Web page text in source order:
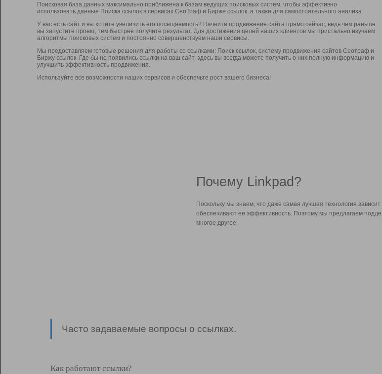
Поисковая база данных максимально приближена к базам ведущих поисковых систем, чтобы эффективно
использовать данные Поиска ссылок в сервисах СеоТраф и Бирже ссылок, а также для самостоятельного анализа.
У вас есть сайт и вы хотите увеличить его посещаемость? Начните продвижение сайта прямо сейчас, ведь чем раньше
вы запустите проект, тем быстрее получите результат. Для достижения целей наших клиентов мы пристально изучаем
алгоритмы поисковых систем и постоянно совершенствуем наши сервисы.
Мы предоставляем готовые решения для работы со ссылками: Поиск ссылок, систему продвижения сайтов Сеотраф и
Биржу ссылок. Где бы не появились ссылки на ваш сайт, здесь вы всегда можете получить о них полную информацию и
улучшить эффективность продвижения.
Используйте все возможности наших сервисов и обеспечьте рост вашего бизнеса!
Почему Linkpad?
Поскольку мы знаем, что даже самая лучшая технология
обеспечивают ее эффективность. Поэтому мы предлагаем
многое другое.
Часто задаваемые вопросы о ссылках.
Как работают ссылки?